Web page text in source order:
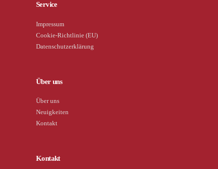
Service
Impressum
Cookie-Richtlinie (EU)
Datenschutzerklärung
Über uns
Über uns
Neuigkeiten
Kontakt
Kontakt